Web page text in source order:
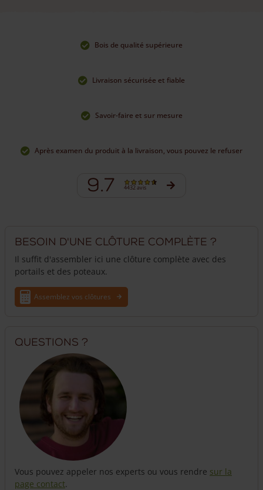
Bois de qualité supérieure
Livraison sécurisée et fiable
Savoir-faire et sur mesure
Après examen du produit à la livraison, vous pouvez le refuser
9.7 4432 avis
Besoin d'une clôture complète ?
Il suffit d'assembler ici une clôture complète avec des
portails et des poteaux.
Assemblez vos clôtures
Questions ?
Vous pouvez appeler nos experts ou vous rendre sur la
page contact.